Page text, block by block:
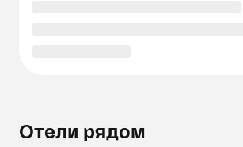
Отели рядом